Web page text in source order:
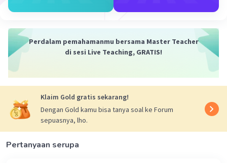
Perdalam pemahamanmu bersama Master Teacher
di sesi Live Teaching, GRATIS!
Klaim Gold gratis sekarang!
Dengan Gold kamu bisa tanya soal ke Forum
sepuasnya, lho.
Pertanyaan serupa